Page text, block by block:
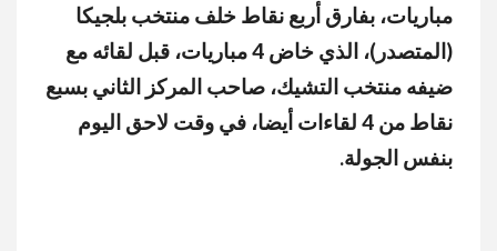
مباريات، بفارق أربع نقاط خلف منتخب بلجيكا
(المتصدر)، الذي خاض 4 مباريات، قبل لقائه مع
ضيفه منتخب التشيك، صاحب المركز الثاني بسبع
نقاط من 4 لقاءات أيضا، في وقت لاحق اليوم
بنفس الجولة.